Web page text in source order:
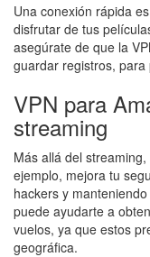
Una conexión rápida
disfrutar de tus
asegúrate de que la
guardar registros,
VPN para
streaming
Más allá del
ejemplo, mejora tu
hackers y
puede ayudarte a
vuelos, ya que estos
geográfica.